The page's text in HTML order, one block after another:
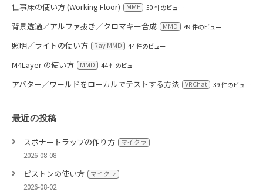
仕事床の使い方 (Working Floor) MME 50 件のビュー
背景透過／アルファ抜き／クロマキー合成 MMD 49 件のビュー
照明／ライトの使い方 Ray MMD 44 件のビュー
M4Layer の使い方 MMD 44 件のビュー
アバター／ワールドをローカルでテストする方法 VRChat 39 件のビュー
最近の投稿
スポナートラップの作り方 マイクラ
2026-08-08
ピストンの使い方 マイクラ
2026-08-02